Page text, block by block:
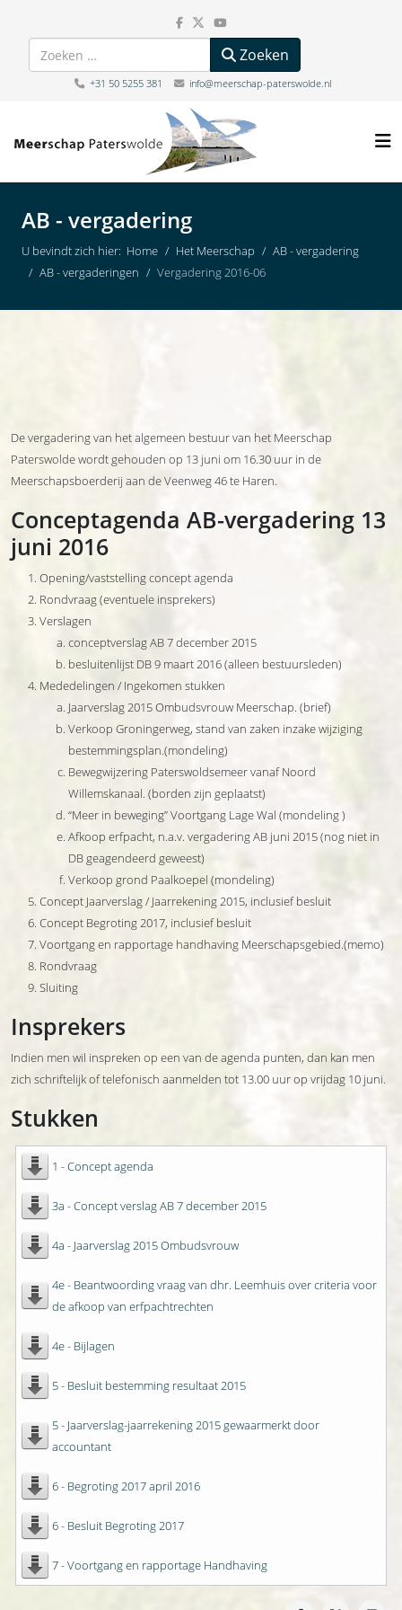
Zoeken Zoeken
+31 50 5255 381 info@meerschap-paterswolde.nl
AB - vergadering
U bevindt zich hier: Home Het Meerschap
AB - vergadering
AB - vergaderingen
Vergadering 2016-06
De vergadering van het algemeen bestuur van het Meerschap
Paterswolde wordt gehouden op 13 juni om 16.30 uur in de
Meerschapsboerderij aan de Veenweg 46 te Haren.
Conceptagenda AB-vergadering 13
juni 2016
Opening/vaststelling concept agenda
Rondvraag (eventuele insprekers)
Verslagen
conceptverslag AB 7 december 2015
besluitenlijst DB 9 maart 2016 (alleen bestuursleden)
Mededelingen / Ingekomen stukken
Jaarverslag 2015 Ombudsvrouw Meerschap. (brief)
Verkoop Groningerweg, stand van zaken inzake wijziging
bestemmingsplan.(mondeling)
Bewegwijzering Paterswoldsemeer vanaf Noord
Willemskanaal. (borden zijn geplaatst)
“Meer in beweging” Voortgang Lage Wal (mondeling )
Afkoop erfpacht, n.a.v. vergadering AB juni 2015 (nog niet in
DB geagendeerd geweest)
Verkoop grond Paalkoepel (mondeling)
Concept Jaarverslag / Jaarrekening 2015, inclusief besluit
Concept Begroting 2017, inclusief besluit
Voortgang en rapportage handhaving Meerschapsgebied.(memo)
Rondvraag
Sluiting
Insprekers
Indien men wil inspreken op een van de agenda punten, dan kan men
zich schriftelijk of telefonisch aanmelden tot 13.00 uur op vrijdag 10 juni.
Stukken
1 - Concept agenda
3a - Concept verslag AB 7 december 2015
4a - Jaarverslag 2015 Ombudsvrouw
4e - Beantwoording vraag van dhr. Leemhuis over criteria voor
de afkoop van erfpachtrechten
4e - Bijlagen
5 - Besluit bestemming resultaat 2015
5 - Jaarverslag-jaarrekening 2015 gewaarmerkt door
accountant
6 - Begroting 2017 april 2016
6 - Besluit Begroting 2017
7 - Voortgang en rapportage Handhaving